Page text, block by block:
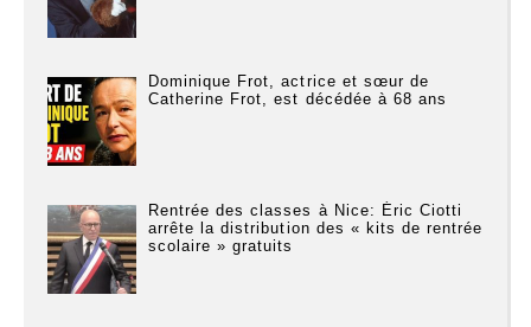
Dominique Frot, actrice et sœur de
Catherine Frot, est décédée à 68 ans
Rentrée des classes à Nice: Éric Ciotti
arrête la distribution des « kits de rentrée
scolaire » gratuits